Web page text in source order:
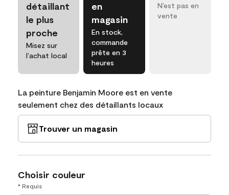
détaillant
le plus
proche
Misez sur
l’achat local
en
magasin
En stock,
commande
prête en 3
heures
N’est pas en
vente
La peinture Benjamin Moore est en vente
seulement chez des détaillants locaux
Trouver un magasin
Choisir couleur
* Requis